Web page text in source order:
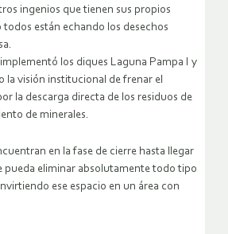
ingenios que tienen sus propios
están echando los desechos
los diques Laguna Pampa I y
la visión institucional de frenar el
la descarga directa de los residuos de
de minerales.
en la fase de cierre hasta llegar
pueda eliminar absolutamente todo tipo
ese espacio en un área con